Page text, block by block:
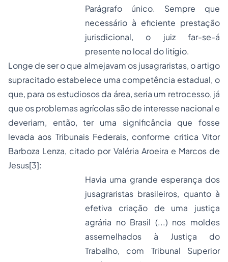
Parágrafo único. Sempre que
necessário à eficiente prestação
jurisdicional, o juiz far-se-á
presente no local do litígio.
Longe de ser o que almejavam os jusagraristas, o artigo
supracitado estabelece uma competência estadual, o
que, para os estudiosos da área, seria um retrocesso, já
que os problemas agrícolas são de interesse nacional e
deveriam, então, ter uma significância que fosse
levada aos Tribunais Federais, conforme critica Vitor
Barboza Lenza, citado por Valéria Aroeira e Marcos de
Jesus[3]:
Havia uma grande esperança dos
jusagraristas brasileiros, quanto à
efetiva criação de uma justiça
agrária no Brasil (...) nos moldes
assemelhados à Justiça do
Trabalho, com Tribunal Superior